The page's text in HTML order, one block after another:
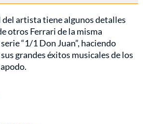
artista tiene algunos detalles
otros Ferrari de la misma
“1/1 Don Juan”, haciendo
grandes éxitos musicales de los